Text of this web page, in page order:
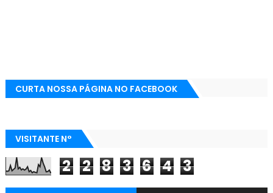
CURTA NOSSA PÁGINA NO FACEBOOK
VISITANTE N°
2 2 8 3 6 4 3